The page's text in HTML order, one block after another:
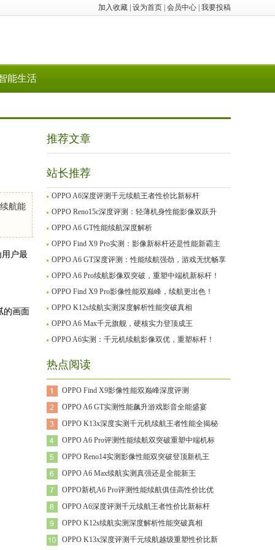
加入收藏 设为首页 会员中心 我要投稿
能生活
航能
户最
的画面
推荐文章
站长推荐
OPPO A6深度评测千元续航王者性价比新标杆
OPPO Reno15c深度评测：轻薄机身性能影像双跃升
OPPO A6 GT性能续航深度解析
OPPO Find X9 Pro实测：影像新标杆还是性能新霸主
OPPO A6 GT深度评测：性能续航强劲，游戏无忧畅享
OPPO A6 Pro续航影像双突破，重塑中端机新标杆！
OPPO Find X9 Pro影像性能双巅峰，续航更出色！
OPPO K12s续航实测深度解析性能突破真相
OPPO A6 Max千元旗舰，硬核实力登顶成王
OPPO A6实测：千元机续航影像双优，重塑标杆！
热点阅读
OPPO Find X9影像性能双巅峰深度评测
OPPO A6 GT实测性能飙升游戏影音全能盛宴
OPPO K13x深度实测千元机续航王者性能全揭秘
OPPO A6 Pro评测性能续航双突破重塑中端机标
OPPO Reno14实测影像性能双突破登顶新机王
OPPO A6 Max续航实测真强还是全能新王
OPPO新机A6 Pro评测性能续航俱佳高性价比优
OPPO A6深度评测千元续航王者性价比新标杆
OPPO K12s续航实测深度解析性能突破真相
OPPO K13x深度评测千元续航越级重塑性价比新